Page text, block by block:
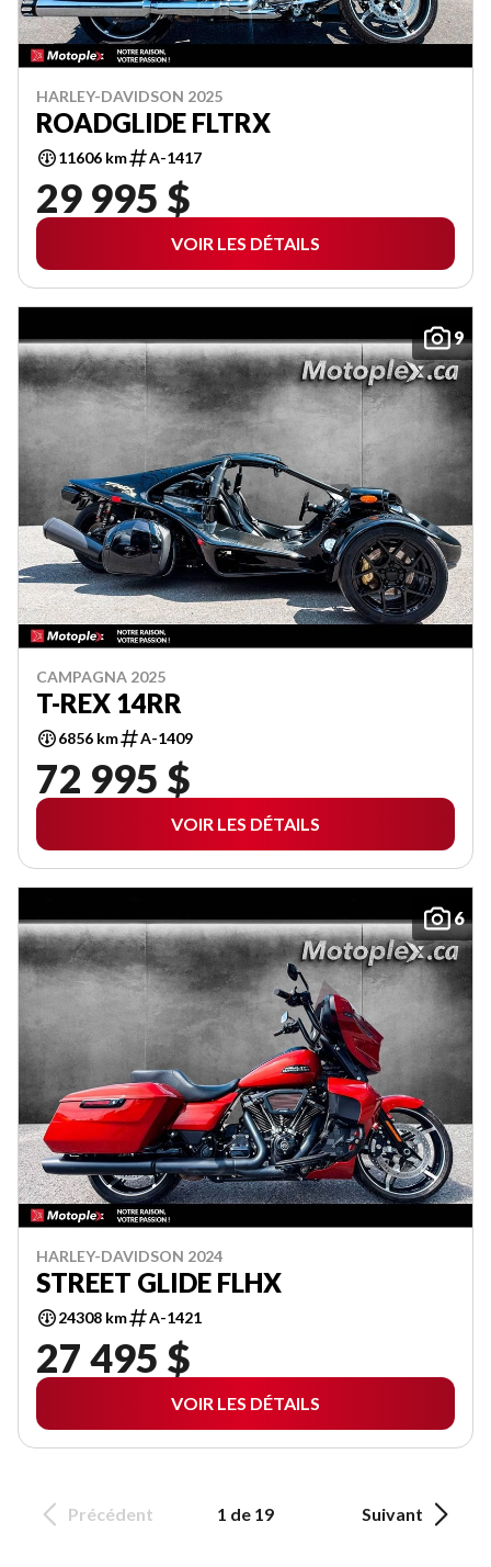
HARLEY-DAVIDSON 2025
ROADGLIDE FLTRX
11606 km A-1417
29 995 $
VOIR LES DÉTAILS
9
CAMPAGNA 2025
T-REX 14RR
6856 km A-1409
72 995 $
VOIR LES DÉTAILS
6
HARLEY-DAVIDSON 2024
STREET GLIDE FLHX
24308 km A-1421
27 495 $
VOIR LES DÉTAILS
Précédent 1 de 19 Suivant